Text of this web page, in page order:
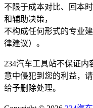
不限于成本对比、回本
和辅助决策，
不构成任何形式的专业
律建议）。
234汽车工具站不保证
意中侵犯到您的利益，
给予删除处理。